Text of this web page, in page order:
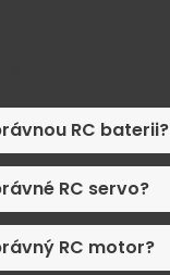
RC baterii?
RC servo?
RC motor?